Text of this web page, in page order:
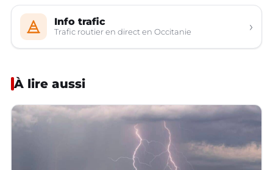
Info trafic
Trafic routier en direct en Occitanie ›
À lire aussi